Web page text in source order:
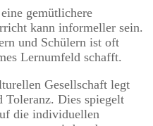
gemütlichere
kann informeller sein.
und Schülern ist oft
Lernumfeld schafft.
Gesellschaft legt
Toleranz. Dies spiegelt
die individuellen